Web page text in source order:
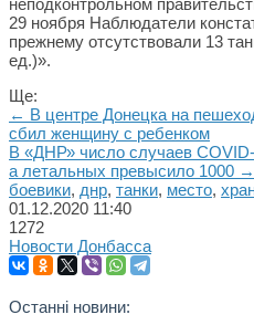
неподконтрольном
29 ноября Наблюдатели
прежнему отсутствовали 13
ед.)».
Ще:
← В центре Донецка на
сбил женщину с ребенком
В «ДНР» число случаев
а летальных превысило 1000 →
боевики, днр, танки, место,
01.12.2020 11:40
1272
Новости Донбасса
Останні новини: